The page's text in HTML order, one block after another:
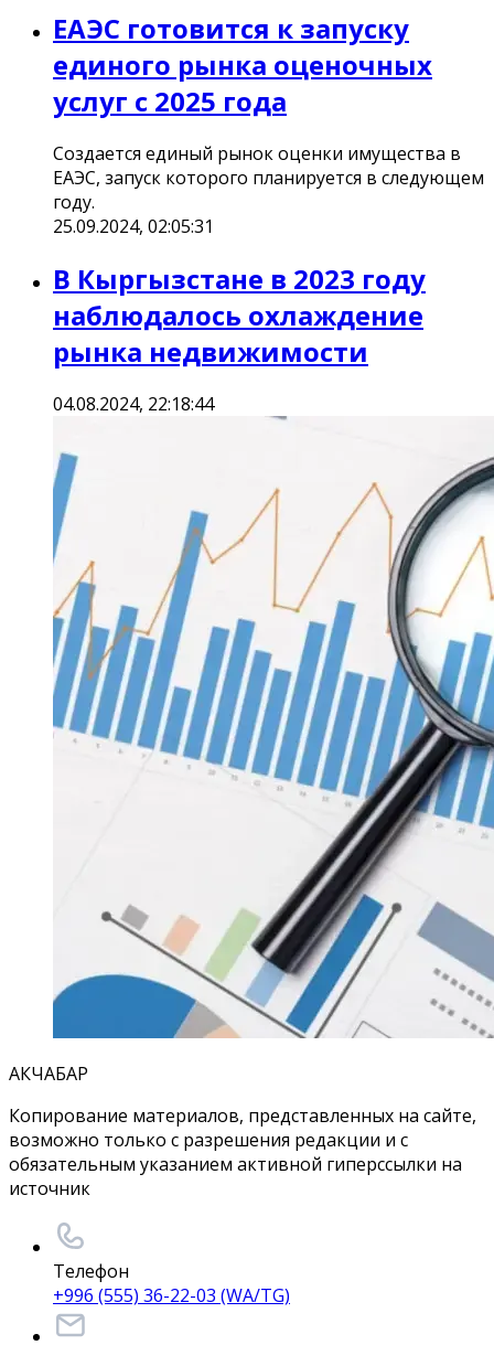
ЕАЭС готовится к запуску
единого рынка оценочных
услуг с 2025 года
Создается единый рынок оценки имущества в
ЕАЭС, запуск которого планируется в следующем
году.
25.09.2024, 02:05:31
В Кыргызстане в 2023 году
наблюдалось охлаждение
рынка недвижимости
04.08.2024, 22:18:44
АКЧАБАР
Копирование материалов, представленных на сайте,
возможно только с разрешения редакции и с
обязательным указанием активной гиперссылки на
источник
Телефон
+996 (555) 36-22-03 (WA/TG)